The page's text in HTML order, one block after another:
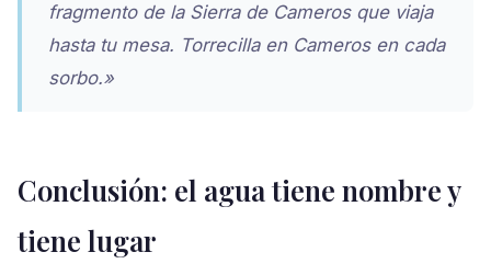
fragmento de la Sierra de Cameros que viaja
hasta tu mesa. Torrecilla en Cameros en cada
sorbo.»
Conclusión: el agua tiene nombre y
tiene lugar